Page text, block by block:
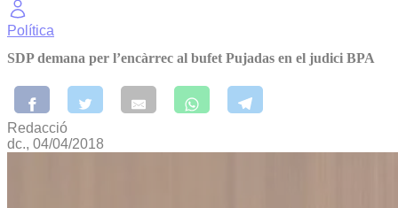
Política
SDP demana per l’encàrrec al bufet Pujadas en el judici BPA
Redacció
dc., 04/04/2018